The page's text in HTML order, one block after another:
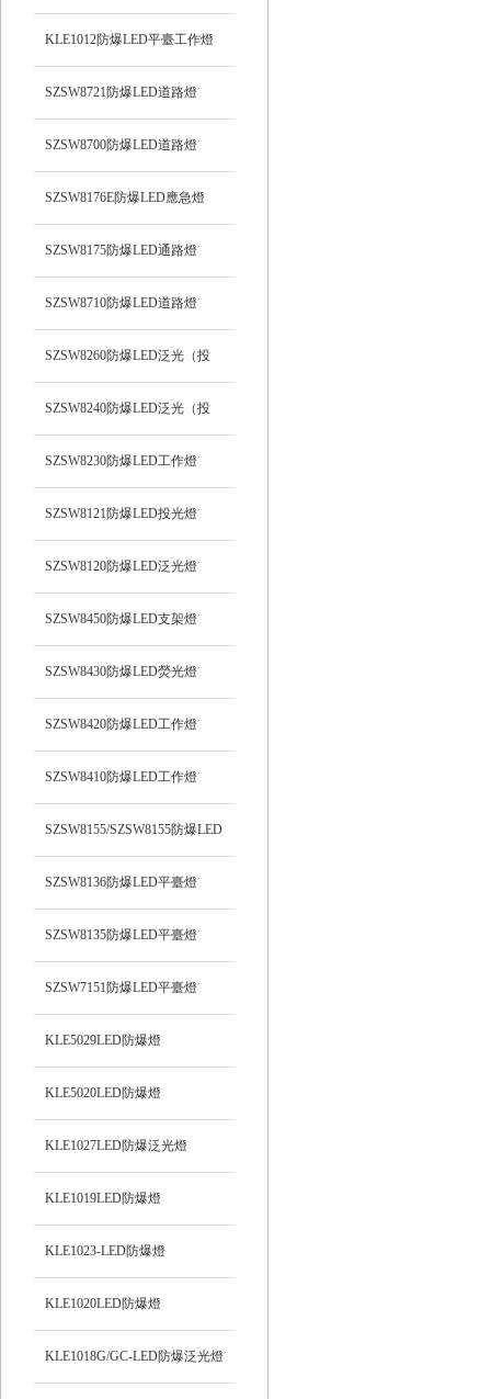
KLE1012防爆LED平臺工作燈
SZSW8721防爆LED道路燈
SZSW8700防爆LED道路燈
SZSW8176E防爆LED應急燈
SZSW8175防爆LED通路燈
SZSW8710防爆LED道路燈
SZSW8260防爆LED泛光（投
光）工作燈
SZSW8240防爆LED泛光（投
光）工作燈
SZSW8230防爆LED工作燈
SZSW8121防爆LED投光燈
SZSW8120防爆LED泛光燈
SZSW8450防爆LED支架燈
SZSW8430防爆LED熒光燈
SZSW8420防爆LED工作燈
SZSW8410防爆LED工作燈
SZSW8155/SZSW8155防爆LED
平臺燈
SZSW8136防爆LED平臺燈
SZSW8135防爆LED平臺燈
SZSW7151防爆LED平臺燈
KLE5029LED防爆燈
KLE5020LED防爆燈
KLE1027LED防爆泛光燈
KLE1019LED防爆燈
KLE1023-LED防爆燈
KLE1020LED防爆燈
KLE1018G/GC-LED防爆泛光燈